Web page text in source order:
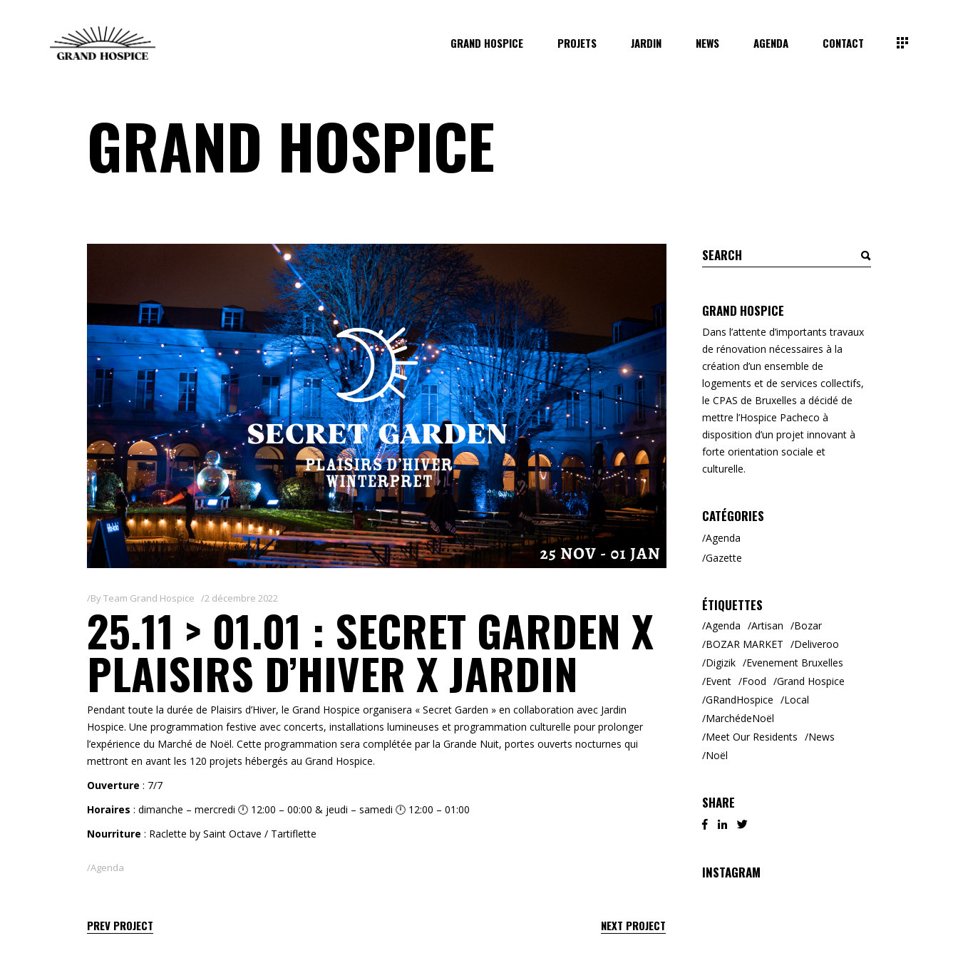
GRAND HOSPICE PROJETS JARDIN NEWS AGENDA CONTACT
GRAND HOSPICE
ByTeam Grand Hospice 2 décembre 2022
25.11 > 01.01 : SECRET GARDEN X
PLAISIRS D’HIVER X JARDIN
Pendant toute la durée de Plaisirs d’Hiver, le Grand Hospice organisera « Secret Garden » en collaboration avec Jardin
Hospice. Une programmation festive avec concerts, installations lumineuses et programmation culturelle pour prolonger
l’expérience du Marché de Noël. Cette programmation sera complétée par la Grande Nuit, portes ouverts nocturnes qui
mettront en avant les 120 projets hébergés au Grand Hospice.
Ouverture : 7/7
Horaires : dimanche – mercredi 🕛 12:00 – 00:00 & jeudi – samedi 🕛 12:00 – 01:00
Nourriture : Raclette by Saint Octave / Tartiflette
Agenda
PREV PROJECT NEXT PROJECT
Search
for:
GRAND HOSPICE
Dans l’attente d’importants travaux
de rénovation nécessaires à la
création d’un ensemble de
logements et de services collectifs,
le CPAS de Bruxelles a décidé de
mettre l’Hospice Pacheco à
disposition d’un projet innovant à
forte orientation sociale et
culturelle.
CATÉGORIES
Agenda
Gazette
ÉTIQUETTES
Agenda Artisan
Bozar
BOZAR MARKET
Deliveroo
Digizik
Evenement Bruxelles
Event
Food
Grand Hospice
GRandHospice
Local
MarchédeNoël
Meet Our Residents
News
Noël
SHARE
INSTAGRAM